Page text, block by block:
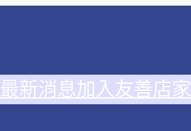
最新消息加入友善店家